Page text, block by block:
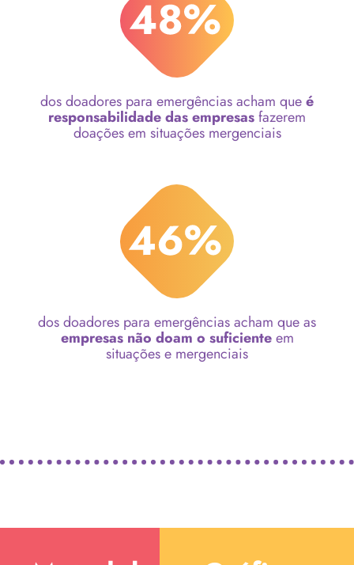
dos doadores para emergências acham queé
responsabilidade das empresasfazerem
doações em situações mergenciais
dos doadores para emergências acham que as
empresas não doam o suficienteem
situações e mergenciais